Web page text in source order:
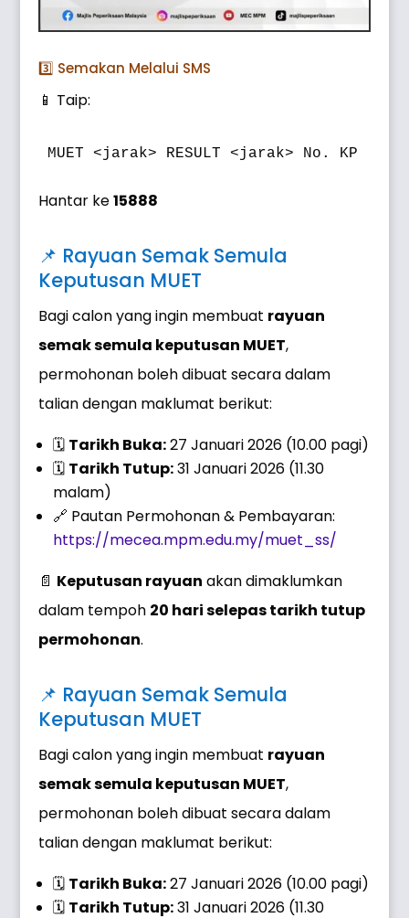
3️⃣ Semakan Melalui SMS
📱 Taip:
Hantar ke15888
📌 Rayuan Semak Semula
Keputusan MUET
Bagi calon yang ingin membuat rayuan
semak semula keputusan MUET,
permohonan boleh dibuat secara dalam
talian dengan maklumat berikut:
🗓 Tarikh Buka:27 Januari 2026 (10.00 pagi)
🗓 Tarikh Tutup:31 Januari 2026 (11.30
malam)
🔗 Pautan Permohonan & Pembayaran:
https://mecea.mpm.edu.my/muet_ss/
📄 Keputusan rayuan akan dimaklumkan
dalam tempoh 20 hari selepas tarikh tutup
permohonan.
📌 Rayuan Semak Semula
Keputusan MUET
Bagi calon yang ingin membuat rayuan
semak semula keputusan MUET,
permohonan boleh dibuat secara dalam
talian dengan maklumat berikut:
🗓 Tarikh Buka:27 Januari 2026 (10.00 pagi)
🗓 Tarikh Tutup:31 Januari 2026 (11.30